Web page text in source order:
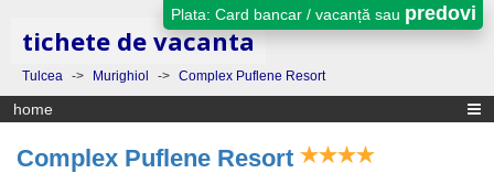
Plata: Card bancar / vacanță sau predovi
tichete de vacanta
Tulcea -> Murighiol -> Complex Puflene Resort
home
Complex Puflene Resort